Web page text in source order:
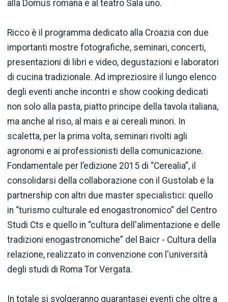
alla Domus romana e al teatro Sala uno.
Ricco è il programma dedicato alla Croazia con due
importanti mostre fotografiche, seminari, concerti,
presentazioni di libri e video, degustazioni e laboratori
di cucina tradizionale. Ad impreziosire il lungo elenco
degli eventi anche incontri e show cooking dedicati
non solo alla pasta, piatto principe della tavola italiana,
ma anche al riso, al mais e ai cereali minori. In
scaletta, per la prima volta, seminari rivolti agli
agronomi e ai professionisti della comunicazione.
Fondamentale per l’edizione 2015 di “Cerealia”, il
consolidarsi della collaborazione con il Gustolab e la
partnership con altri due master specialistici: quello
in “turismo culturale ed enogastronomico” del Centro
Studi Cts e quello in “cultura dell'alimentazione e delle
tradizioni enogastronomiche” del Baicr - Cultura della
relazione, realizzato in convenzione con l'università
degli studi di Roma Tor Vergata.
In totale si svolgeranno quarantasei eventi che oltre a